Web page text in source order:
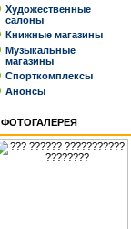
Художественные
салоны
Книжные магазины
Музыкальные
магазины
Спорткомплексы
Анонсы
ФОТОГАЛЕРЕЯ